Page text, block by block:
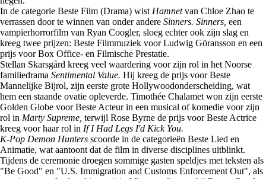
In de categorie Beste Film (Drama) wist Hamnetvan Chloe Zhao te
verrassen door te winnen van onder andere Sinners. Sinners, een
vampierhorrorfilm van Ryan Coogler, sloeg echter ook zijn slag en
kreeg twee prijzen: Beste Filmmuziek voor Ludwig Göransson en een
prijs voor Box Office- en Filmische Prestatie.
Stellan Skarsgård kreeg veel waardering voor zijn rol in het Noorse
familiedrama Sentimental Value. Hij kreeg de prijs voor Beste
Mannelijke Bijrol, zijn eerste grote Hollywoodonderscheiding, wat
hem een staande ovatie opleverde. Timothée Chalamet won zijn eerste
Golden Globe voor Beste Acteur in een musical of komedie voor zijn
rol in Marty Supreme, terwijl Rose Byrne de prijs voor Beste Actrice
kreeg voor haar rol in If I Had Legs I'd Kick You.
K-Pop Demon Hunters scoorde in de categorieën Beste Lied en
Animatie, wat aantoont dat de film in diverse disciplines uitblinkt.
Tijdens de ceremonie droegen sommige gasten speldjes met teksten als
"Be Good" en "U.S. Immigration and Customs Enforcement Out", als